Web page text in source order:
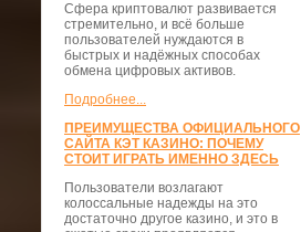
Сфера криптовалют развивается
стремительно, и всё больше
пользователей нуждаются в
быстрых и надёжных способах
обмена цифровых активов.
Подробнее...
ПРЕИМУЩЕСТВА ОФИЦИАЛЬНОГО
САЙТА КЭТ КАЗИНО: ПОЧЕМУ
СТОИТ ИГРАТЬ ИМЕННО ЗДЕСЬ
Пользователи возлагают
колоссальные надежды на это
достаточно другое казино, и это в